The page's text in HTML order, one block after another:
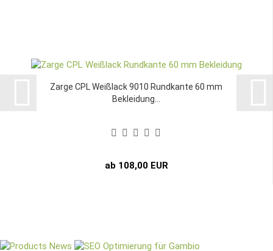
Zarge CPL Weißlack 9010 Rundkante 60 mm
Bekleidung...
ab 108,00 EUR